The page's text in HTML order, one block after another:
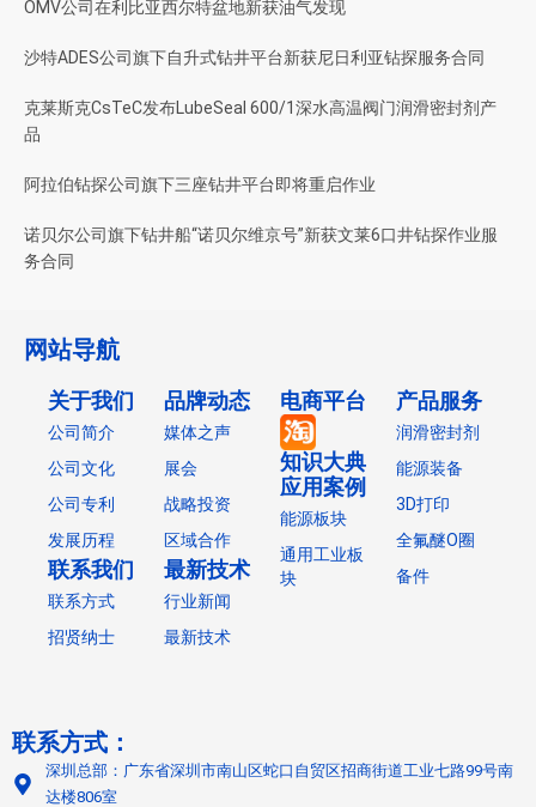
OMV公司在利比亚西尔特盆地新获油气发现
沙特ADES公司旗下自升式钻井平台新获尼日利亚钻探服务合同
克莱斯克CsTeC发布LubeSeal 600/1深水高温阀门润滑密封剂产
品
阿拉伯钻探公司旗下三座钻井平台即将重启作业
诺贝尔公司旗下钻井船“诺贝尔维京号”新获文莱6口井钻探作业服
务合同
网站导航
关于我们
公司简介
公司文化
公司专利
发展历程
联系我们
联系方式
招贤纳士
品牌动态
媒体之声
展会
战略投资
区域合作
最新技术
行业新闻
最新技术
电商平台
知识大典
应用案例
能源板块
通用工业板
块
产品服务
润滑密封剂
能源装备
3D打印
全氟醚O圈
备件
联系方式：
深圳总部：广东省深圳市南山区蛇口自贸区招商街道工业七路99号南
达楼806室